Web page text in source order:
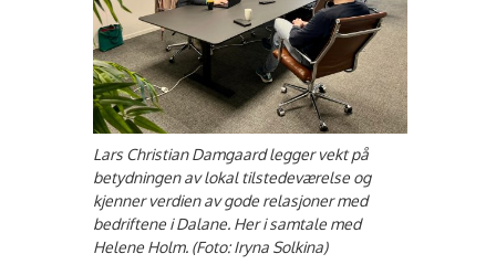
Lars Christian Damgaard legger vekt på
betydningen av lokal tilstedeværelse og
kjenner verdien av gode relasjoner med
bedriftene i Dalane. Her i samtale med
Helene Holm. (Foto: Iryna Solkina)